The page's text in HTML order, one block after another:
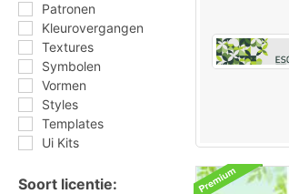
Patronen
Kleurovergangen
Textures
Symbolen
Vormen
Styles
Templates
Ui Kits
Soort licentie: